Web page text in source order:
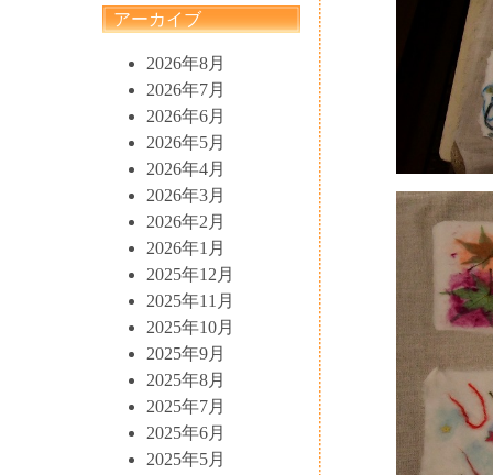
アーカイブ
2026年8月
2026年7月
2026年6月
2026年5月
2026年4月
2026年3月
2026年2月
2026年1月
2025年12月
2025年11月
2025年10月
2025年9月
2025年8月
2025年7月
2025年6月
2025年5月